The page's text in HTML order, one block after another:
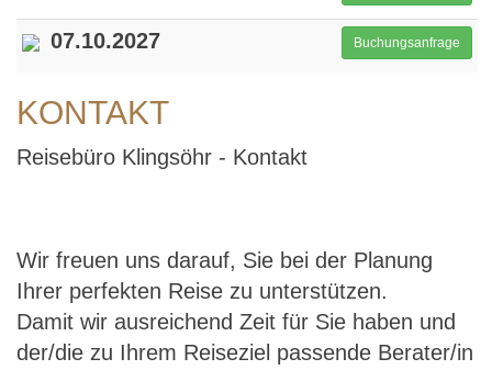
07.10.2027 Buchungsanfrage
KONTAKT
Reisebüro Klingsöhr - Kontakt
Wir freuen uns darauf, Sie bei der Planung
Ihrer perfekten Reise zu unterstützen.
Damit wir ausreichend Zeit für Sie haben und
der/die zu Ihrem Reiseziel passende Berater/in